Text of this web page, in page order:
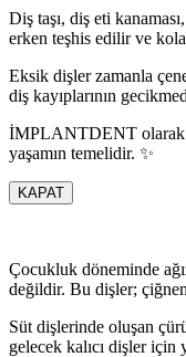
Diş taşı, diş eti
erken teşhis edilir ve
Eksik dişler zamanla
diş kayıplarının
İMPLANTDENT olarak
yaşamın temelidir. ✨
KAPAT
Çocukluk döneminde
değildir. Bu dişler;
Süt dişlerinde oluşan
gelecek kalıcı dişler için